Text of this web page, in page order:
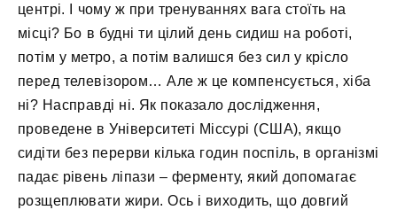
центрі. І чому ж при тренуваннях вага стоїть на
місці? Бо в будні ти цілий день сидиш на роботі,
потім у метро, ​​а потім валишся без сил у крісло
перед телевізором… Але ж це компенсується, хіба
ні? Насправді ні. Як показало дослідження,
проведене в Університеті Міссурі (США), якщо
сидіти без перерви кілька годин поспіль, в організмі
падає рівень ліпази – ферменту, який допомагає
розщеплювати жири. Ось і виходить, що довгий